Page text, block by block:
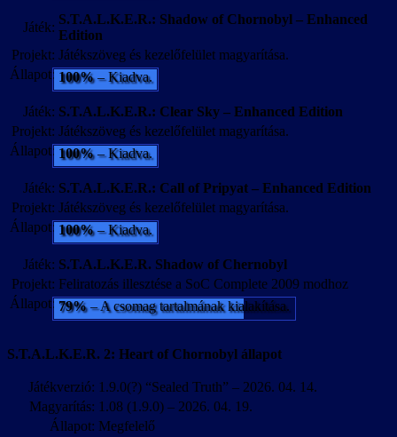
Játék:
S.T.A.L.K.E.R.: Shadow of Chornobyl – Enhanced
Edition
Projekt: Játékszöveg és kezelőfelület magyarítása.
Állapot: 100%– Kiadva.
Játék: S.T.A.L.K.E.R.: Clear Sky – Enhanced Edition
Projekt: Játékszöveg és kezelőfelület magyarítása.
Állapot: 100%– Kiadva.
Játék: S.T.A.L.K.E.R.: Call of Pripyat – Enhanced Edition
Projekt: Játékszöveg és kezelőfelület magyarítása.
Állapot: 100%– Kiadva.
Játék: S.T.A.L.K.E.R. Shadow of Chernobyl
Projekt: Feliratozás illesztése a SoC Complete 2009 modhoz
Állapot: 79%– A csomag tartalmának kialakítása.
S.T.A.L.K.E.R. 2: Heart of Chornobyl állapot
Játékverzió: 1.9.0(?) “Sealed Truth” – 2026. 04. 14.
Magyarítás: 1.08 (1.9.0) – 2026. 04. 19.
Állapot: Megfelelő